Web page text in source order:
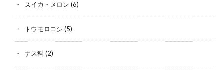
スイカ・メロン (6)
トウモロコシ (5)
ナス科(2)